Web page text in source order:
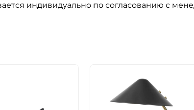
индивидуально по согласованию с